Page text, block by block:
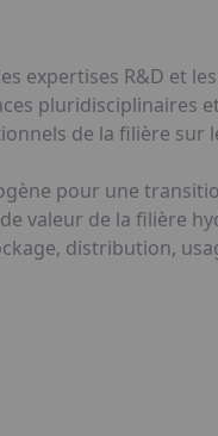
expertises R&D et
pluridisciplinaires
de la filière sur
pour une
valeur de la filière
distribution,